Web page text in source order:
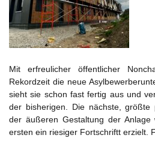
Mit erfreulicher öffentlicher
Rekordzeit die neue
sieht sie schon fast fertig aus und
der bisherigen. Die nächste, größte
der äußeren Gestaltung der
ersten ein riesiger Fortschriftt erzielt.